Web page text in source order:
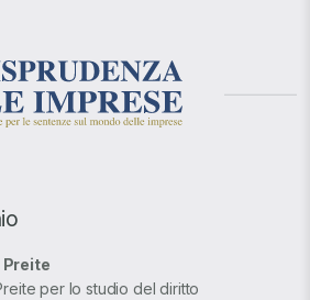
per lo studio del diritto